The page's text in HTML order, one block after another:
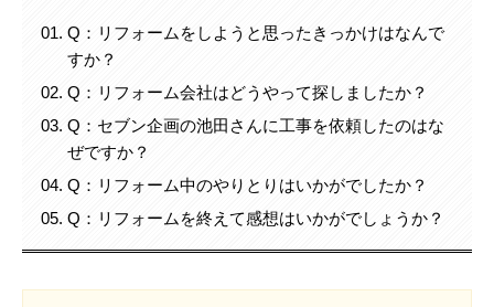
Q：リフォームをしようと思ったきっかけはなんで
すか？
Q：リフォーム会社はどうやって探しましたか？
Q：セブン企画の池田さんに工事を依頼したのはな
ぜですか？
Q：リフォーム中のやりとりはいかがでしたか？
Q：リフォームを終えて感想はいかがでしょうか？